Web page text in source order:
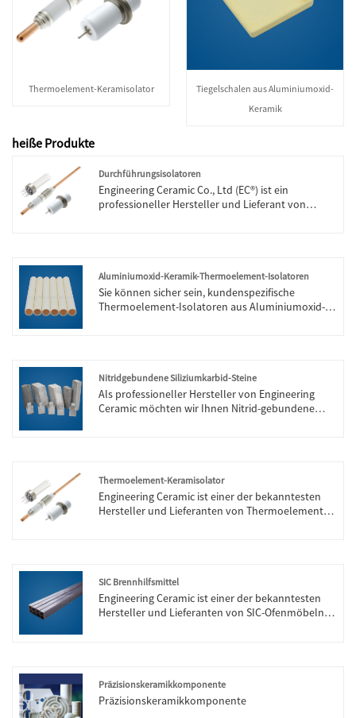
Thermoelement-Keramisolator
Tiegelschalen aus Aluminiumoxid-
Keramik
heiße Produkte
Durchführungsisolatoren
Engineering Ceramic Co., Ltd (EC®) ist ein
professioneller Hersteller und Lieferant von
unsere Durchführungsisolatoren zu
Hochtemperatur-Sensordurchführungen
hergestellt werden, die beispiellosen Schutz und
ermöglichen Sensordesigns der nächsten
Generation. Unsere Produkte wurden auf dem
Weltmarkt mit gutem Ruf verkauft.
Aluminiumoxid-Keramik-Thermoelement-Isolatoren
Sie können sicher sein, kundenspezifische
Thermoelement-Isolatoren aus Aluminiumoxid-
antworten!
Nitridgebundene Siliziumkarbid-Steine
Als professioneller Hersteller von Engineering
Ceramic möchten wir Ihnen Nitrid-gebundene
Thermoelement-Keramisolator
Engineering Ceramic ist einer der bekanntesten
Hersteller und Lieferanten von Thermoelement-
Engineering Ceramic. Jede Anfrage von Kunden
wird innerhalb von 24 Stunden beantwortet.
SIC Brennhilfsmittel
Engineering Ceramic ist einer der bekanntesten
Hersteller und Lieferanten von SIC-Ofenmöbeln in
Präzisionskeramikkomponente
Präzisionskeramikkomponente